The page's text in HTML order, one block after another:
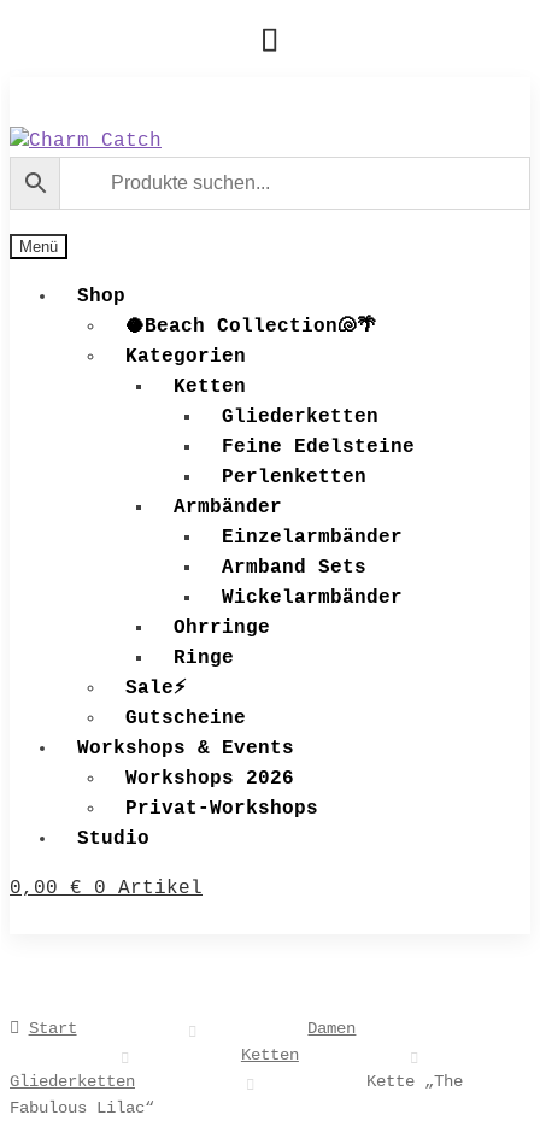
Zur
Navigation
springen
Zum
Inhalt
springen
Menü
Shop
🥥Beach Collection🐚🌴
Kategorien
Ketten
Gliederketten
Feine Edelsteine
Perlenketten
Armbänder
Einzelarmbänder
Armband Sets
Wickelarmbänder
Ohrringe
Ringe
Sale⚡
Gutscheine
Workshops & Events
Workshops 2026
Privat-Workshops
Studio
0,00 € 0 Artikel
Start
Damen
Ketten
Gliederketten
Kette „The
Fabulous Lilac“